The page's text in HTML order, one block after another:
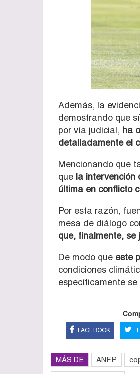
Además, la
demostrando que
por vía judicial, ha
detalladamente el
Mencionando que
que la intervención
última en conflicto
Por esta razón,
mesa de diálogo
que, finalmente, se
De modo que este
condiciones
específicamente
FACEBOOK
MÁS DE ANFP